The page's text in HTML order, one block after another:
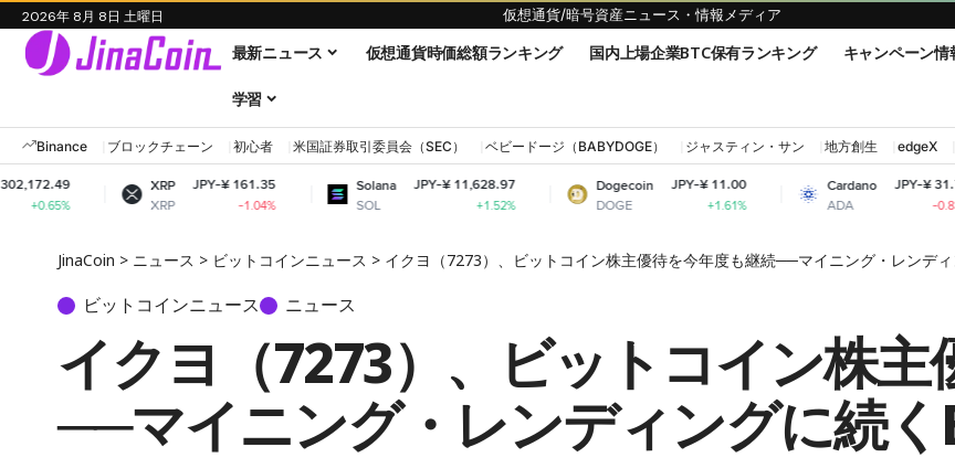
2026年 8月 8日 土曜日 仮想通貨/暗号資産ニュース・情報メディア
最新ニュース 仮想通貨時価総額ランキング 国内上場企業BTC保有ランキング キャンペーン情
学習
Binance ブロックチェーン 初心者 米国証券取引委員会（SEC） ベビードージ（BABYDOGE） ジャスティン・サン 地方創生 edgeX
XRP
XRP
JPY-¥ 161.35
-1.04%
Solana
SOL
JPY-¥ 11,628.97
+1.52%
Dogecoin
DOGE
JPY-¥ 11.00
+1.61%
Cardano
ADA
JPY-¥ 31.74
-0.83%
JinaCoin > ニュース > ビットコインニュース > イクヨ（7273）、ビットコイン株主優待を今年度も継続──マイニング・レンデ
ビットコインニュース ニュース
イクヨ（7273）、ビットコイン株主
──マイニング・レンディングに続く